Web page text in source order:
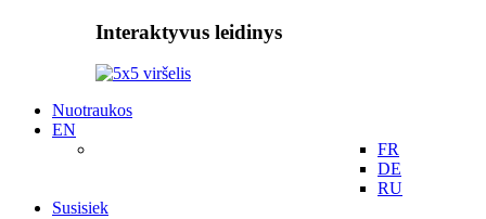
Interaktyvus leidinys
Nuotraukos
EN
FR
DE
RU
Susisiek